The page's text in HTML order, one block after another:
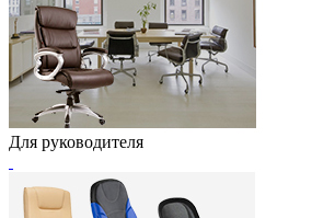
Для руководителя